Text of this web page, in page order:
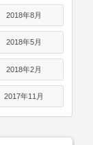
2018年8月
2018年5月
2018年2月
2017年11月